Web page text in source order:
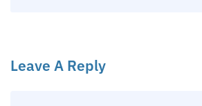
Leave A Reply